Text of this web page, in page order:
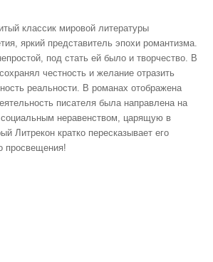
классик мировой литературы
яркий представитель эпохи романтизма.
под стать ей было и творчество. В
честность и желание отразить
реальности. В романах отображена
писателя была направлена на
неравенством, царящую в
Литрекон кратко пересказывает его
просвещения!